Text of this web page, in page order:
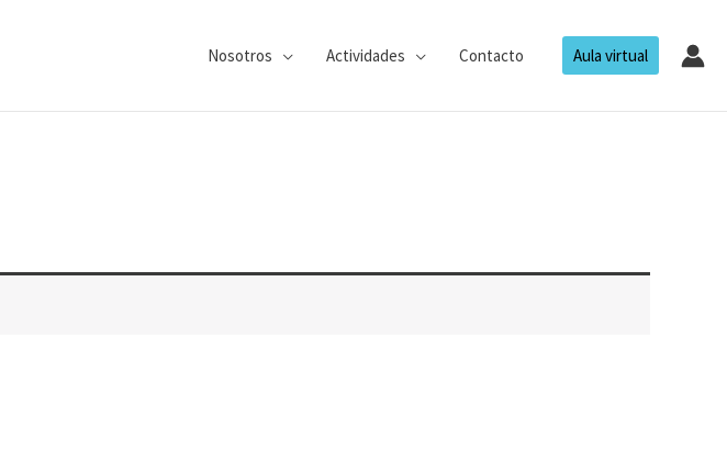
Nosotros Actividades Contacto Aula virtual